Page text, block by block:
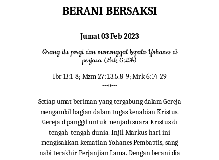
BERANI BERSAKSI
Jumat 03 Feb 2023
Orang itu pergi dan memenggal kepala Yohanes di
penjara (Mrk 6:27b)
Ibr 13:1-8; Mzm 27:1.3.5.8-9; Mrk 6:14-29
---o---
Setiap umat beriman yang tergabung dalam Gereja
mengambil bagian dalam tugas kenabian Kristus.
Gereja dipanggil untuk menjadi suara Kristus di
tengah-tengah dunia. Injil Markus hari ini
mengisahkan kematian Yohanes Pembaptis, sang
nabi terakhir Perjanjian Lama. Dengan berani dia